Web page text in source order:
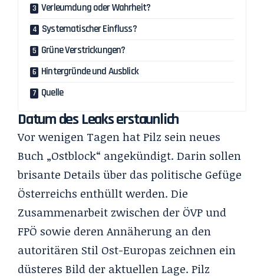
Verleumdung oder Wahrheit?
Systematischer Einfluss?
Grüne Verstrickungen?
Hintergründe und Ausblick
Quelle
Datum des Leaks erstaunlich
Vor wenigen Tagen hat Pilz sein neues
Buch „Ostblock“ angekündigt. Darin sollen
brisante Details über das politische Gefüge
Österreichs enthüllt werden. Die
Zusammenarbeit zwischen der ÖVP und
FPÖ sowie deren Annäherung an den
autoritären Stil Ost-Europas zeichnen ein
düsteres Bild der aktuellen Lage. Pilz